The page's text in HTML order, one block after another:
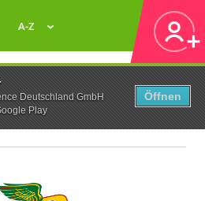
Deutschland GmbH
Play
Öffnen
A-Z